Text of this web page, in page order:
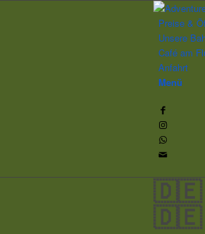
Preise &
Unsere
Café am
Anfahrt
Menü
🇩🇪
🇩🇪